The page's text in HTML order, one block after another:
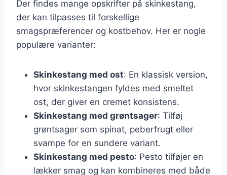
Der findes mange opskrifter på skinkestang,
der kan tilpasses til forskellige
smagspræferencer og kostbehov. Her er nogle
populære varianter:
Skinkestang med ost: En klassisk version,
hvor skinkestangen fyldes med smeltet
ost, der giver en cremet konsistens.
Skinkestang med grøntsager: Tilføj
grøntsager som spinat, peberfrugt eller
svampe for en sundere variant.
Skinkestang med pesto: Pesto tilføjer en
lækker smag og kan kombineres med både